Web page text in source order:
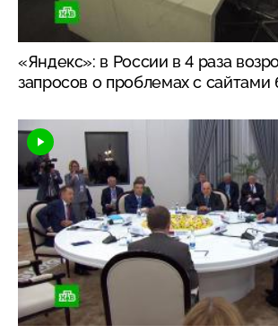
«Яндекс»: в России в 4 раза
запросов о проблемах с сайтами